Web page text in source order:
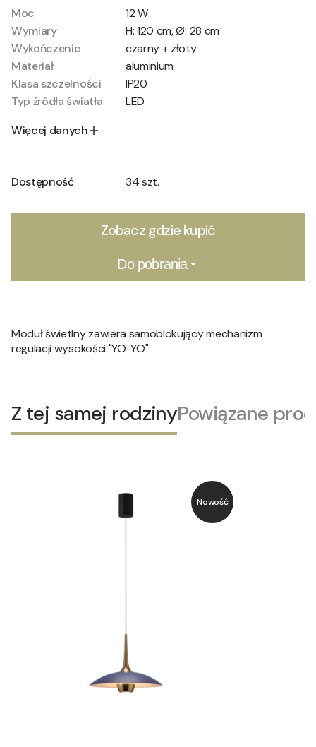
Moc
12 W
Wymiary
H: 120 cm, Ø: 28 cm
Wykończenie
czarny + złoty
Materiał
aluminium
Klasa szczelności
IP20
Typ źródła światła
LED
Więcej danych
Dostępność 34 szt.
Zobacz gdzie kupić
Do pobrania
Moduł świetlny zawiera samoblokujący mechanizm
regulacji wysokości "YO-YO"
Z tej samej rodzinyPowiązane
Nowość